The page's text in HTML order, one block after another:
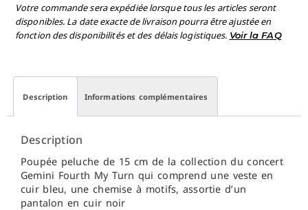
Votre commande sera expédiée lorsque tous les articles seront
disponibles. La date exacte de livraison pourra être ajustée en
fonction des disponibilités et des délais logistiques. Voir la FAQ
Description Informations complémentaires
Description
Poupée peluche de 15 cm de la collection du concert
Gemini Fourth My Turn qui comprend une veste en
cuir bleu, une chemise à motifs, assortie d’un
pantalon en cuir noir